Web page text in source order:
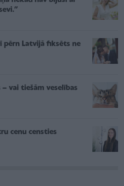
pērn Latvijā fiksēts ne
vai tiešām veselības
cenu censties